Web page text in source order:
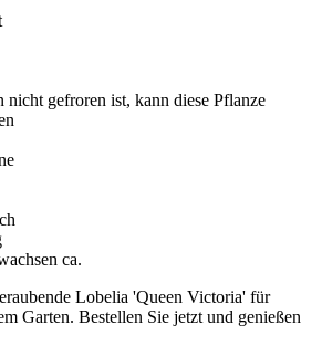
nicht gefroren ist, kann diese Pflanze
ca.
Lobelia 'Queen Victoria' für
Garten. Bestellen Sie jetzt und genießen